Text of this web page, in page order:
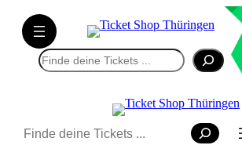
Suchen
Suchen